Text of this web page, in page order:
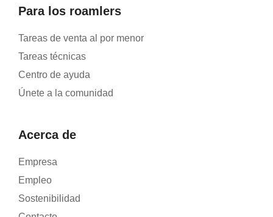
Para los roamlers
Tareas de venta al por menor
Tareas técnicas
Centro de ayuda
Únete a la comunidad
Acerca de
Empresa
Empleo
Sostenibilidad